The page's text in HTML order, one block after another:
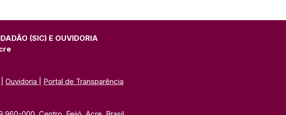
(SIC) E OUVIDORIA
Ouvidoria Portal de Transparência